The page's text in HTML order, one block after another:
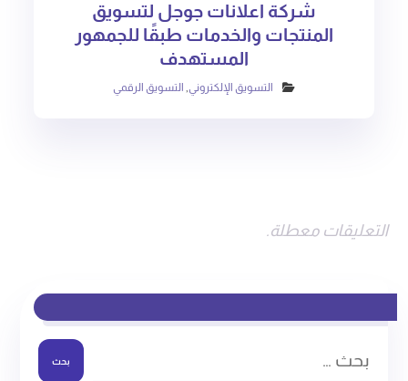
شركة اعلانات جوجل لتسويق
المنتجات والخدمات طبقًا للجمهور
المستهدف
التسويق الإلكتروني, التسويق الرقمي
التعليقات معطلة.
بحث